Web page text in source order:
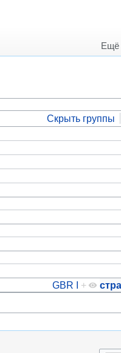
Скрыть группы
GBR I +
Ещё